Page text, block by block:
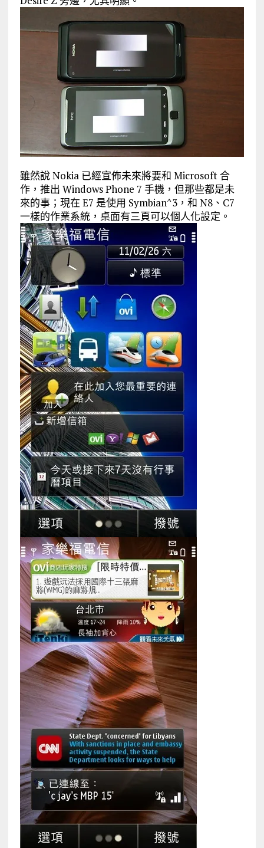
雖然說 Nokia 已經宣佈未來將要和 Microsoft 合
作，推出 Windows Phone 7 手機，但那些都是未
來的事；現在 E7 是使用 Symbian^3，和 N8、C7
一樣的作業系統，桌面有三頁可以個人化設定。